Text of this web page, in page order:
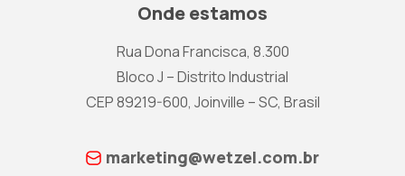
Onde estamos
Rua Dona Francisca, 8.300
Bloco J – Distrito Industrial
CEP 89219-600, Joinville – SC, Brasil
marketing@wetzel.com.br